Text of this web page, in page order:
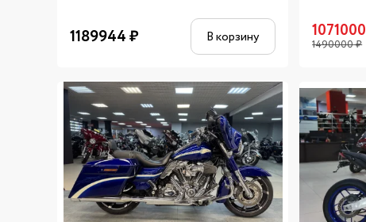
1189944₽ В корзину 1071000
1490000₽